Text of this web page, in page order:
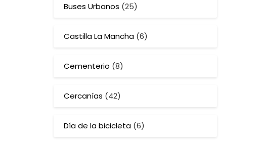
Buses Urbanos (25)
Castilla La Mancha(6)
Cementerio (8)
Cercanías (42)
Día de la bicicleta(6)